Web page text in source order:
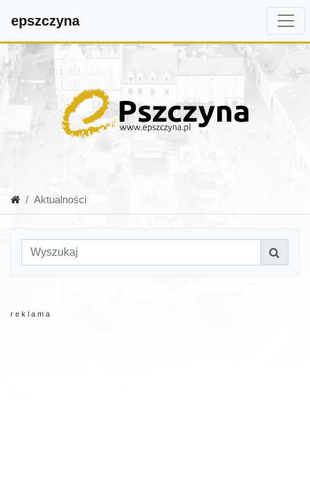
epszczyna
Aktualności
r e k l a m a